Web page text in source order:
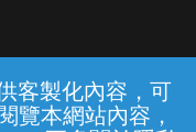
客製化內容，可
覽本網站內容，
條款 隱私權保護